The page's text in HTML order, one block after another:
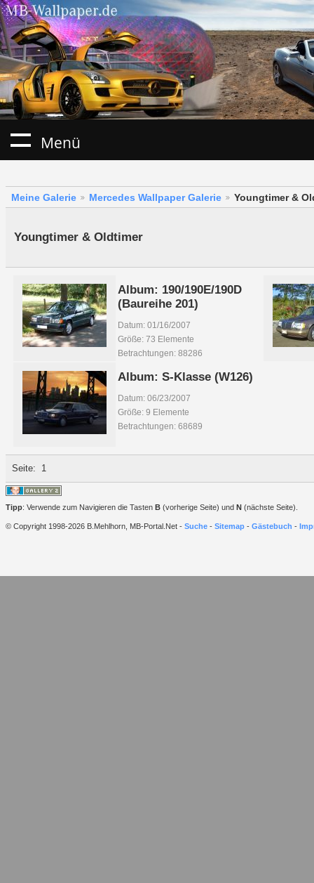
Menü
Meine Galerie Mercedes Wallpaper Galerie Youngtimer &
Youngtimer & Oldtimer
Album: 190/190E/190D
(Baureihe 201)
Datum: 01/16/2007
Größe: 73 Elemente
Betrachtungen: 88286
Album: S-Klasse (W126)
Datum: 06/23/2007
Größe: 9 Elemente
Betrachtungen: 68689
Seite: 1
Tipp: Verwende zum Navigieren die Tasten B (vorherige Seite) und N (nächste Seite).
© Copyright 1998-2026 B.Mehlhorn, MB-Portal.Net - Suche - Sitemap - Gästebuch -